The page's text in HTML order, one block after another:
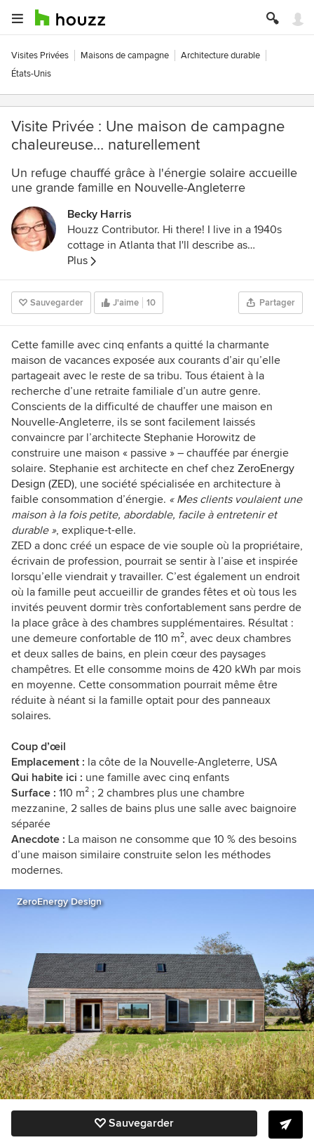
Visites Privées Maisons de campagne
Architecture durable
États-Unis
Visite Privée : Une maison de campagne
chaleureuse… naturellement
Un refuge chauffé grâce à l'énergie solaire accueille
une grande famille en Nouvelle-Angleterre
Becky Harris
Houzz Contributor. Hi there! I live in a 1940s
cottage in Atlanta that I'll describe as
"collected." I got into design via Landscape
Architecture, which I studied at the University
of Virginia.
Plus
Sauvegarder J'aime 10 Partager
Cette famille avec cinq enfants a quitté la charmante
maison de vacances exposée aux courants d’air qu’elle
partageait avec le reste de sa tribu. Tous étaient à la
recherche d’une retraite familiale d’un autre genre.
Conscients de la difficulté de chauffer une maison en
Nouvelle-Angleterre, ils se sont facilement laissés
convaincre par l’architecte Stephanie Horowitz de
construire une maison « passive » – chauffée par énergie
solaire. Stephanie est architecte en chef chez ZeroEnergy
Design (ZED), une société spécialisée en architecture à
faible consommation d’énergie. « Mes clients voulaient une
maison à la fois petite, abordable, facile à entretenir et
durable », explique-t-elle.
ZED a donc créé un espace de vie souple où la propriétaire,
écrivain de profession, pourrait se sentir à l’aise et inspirée
lorsqu’elle viendrait y travailler. C’est également un endroit
où la famille peut accueillir de grandes fêtes et où tous les
invités peuvent dormir très confortablement sans perdre de
la place grâce à des chambres supplémentaires. Résultat :
une demeure confortable de 110 m², avec deux chambres
et deux salles de bains, en plein cœur des paysages
champêtres. Et elle consomme moins de 420 kWh par mois
en moyenne. Cette consommation pourrait même être
réduite à néant si la famille optait pour des panneaux
solaires.
Coup d’œil
Emplacement : la côte de la Nouvelle-Angleterre, USA
Qui habite ici : une famille avec cinq enfants
Surface : 110 m² ; 2 chambres plus une chambre
mezzanine, 2 salles de bains plus une salle avec baignoire
séparée
Anecdote : La maison ne consomme que 10 % des besoins
d’une maison similaire construite selon les méthodes
modernes.
ZeroEnergy Design
Sauvegarder